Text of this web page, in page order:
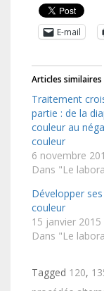
E-mail
Articles similaires
Traitement
partie : de la
couleur au
couleur
6 novembre
Dans "Le
Développer
couleur
15 janvier 2015
Dans "Le
Tagged 120,